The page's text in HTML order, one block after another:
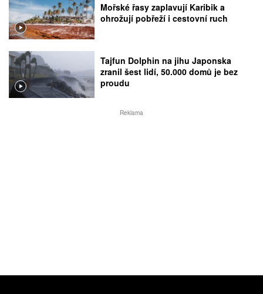
Mořské řasy zaplavují Karibik a
ohrožují pobřeží i cestovní ruch
Tajfun Dolphin na jihu Japonska
zranil šest lidí, 50.000 domů je bez
proudu
Reklama